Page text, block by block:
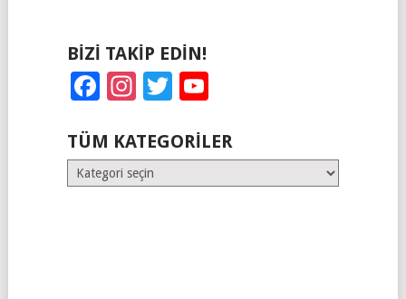
BIZI TAKIP EDIN!
Facebook
Instagram
Twitter
TÜM KATEGORILER
Tüm
Kategoriler